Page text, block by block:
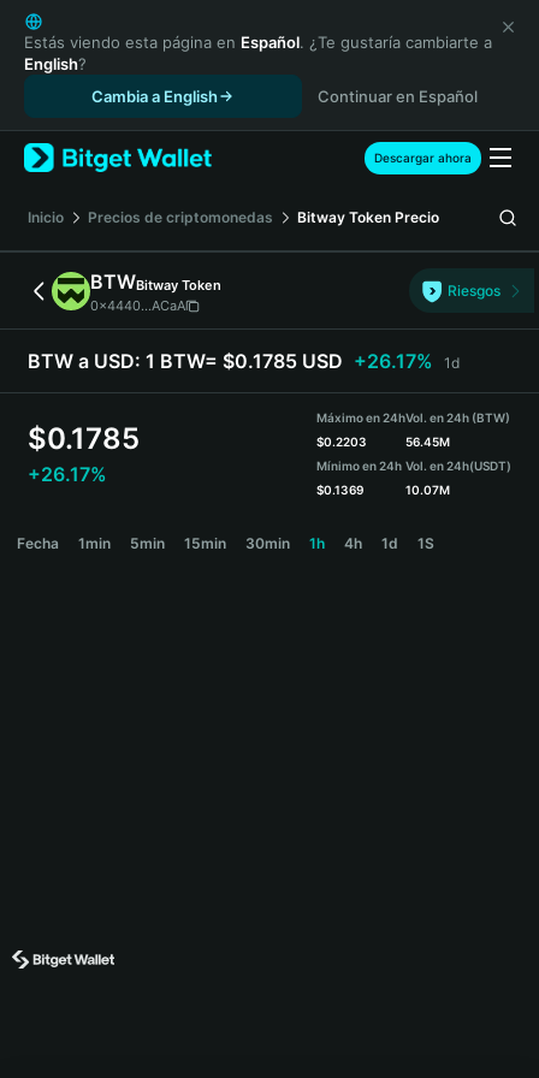
English
日本語
Tiếng Việt
Español (Latinoamérica)
Türkçe
Français
Deutsch
简体中文
繁體中文
Português (Portugal)
Bahasa Indonesia
ภาษาไทย
Español
Español (Argentina)
Estás viendo esta página en Español. ¿Te gustaría cambiarte a
English?
Cambia a English
Continuar en Español
Descargar ahora
Inicio Precios de criptomonedas Bitway Token Precio
BTWBitway Token
0x4440...ACaA
Riesgos
BTW a USD: 1 BTW= $0.1785 USD +26.17% 1d
$0.1785
+26.17%
Máximo en 24h
$0.2203
Mínimo en 24h
$0.1369
Vol. en 24h (BTW)
56.45M
Vol. en 24h(USDT)
10.07M
Fecha 1min 5min 15min 30min 1h 4h 1d 1S